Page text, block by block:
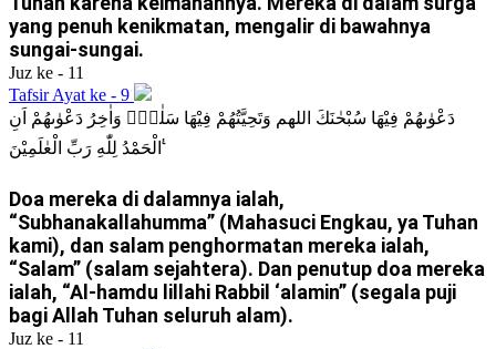
yang penuh kenikmatan, mengalir di bawahnya
sungai-sungai.
Juz ke - 11
Tafsir Ayat ke - 9
دَعْوٰىهُمْ فِيْهَا سُبْحٰنَكَ اللهم وَتَحِيَّتُهُمْ فِيْهَا سَلٰمٌۚ وَاٰخِرُ دَعْوٰىهُمْ اَنِ
الْحَمْدُ لِلّٰهِ رَبِّ الْعٰلَمِيْنَ ࣖ
Doa mereka di dalamnya ialah,
“Subhanakallahumma” (Mahasuci Engkau, ya Tuhan
kami), dan salam penghormatan mereka ialah,
“Salam” (salam sejahtera). Dan penutup doa mereka
ialah, “Al-hamdu lillahi Rabbil ‘alamin” (segala puji
bagi Allah Tuhan seluruh alam).
Juz ke - 11